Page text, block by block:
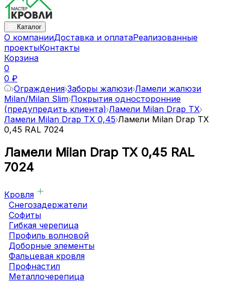
Каталог
О компанииДоставка и оплатаРеализованные
проектыКонтакты
Корзина
0
0 ₽
Ограждения Заборы жалюзи Ламели жалюзи
Milan/Milan Slim Покрытия односторонние
(предупредить клиента) Ламели Milan Drap TX
Ламели Milan Drap TX 0,45 Ламели Milan Drap TX
0,45 RAL 7024
Ламели Milan Drap TX 0,45 RAL
7024
Кровля
Снегозадержатели
Софиты
Гибкая черепица
Профиль волновой
Доборные элементы
Фальцевая кровля
Профнастил
Металлочерепица